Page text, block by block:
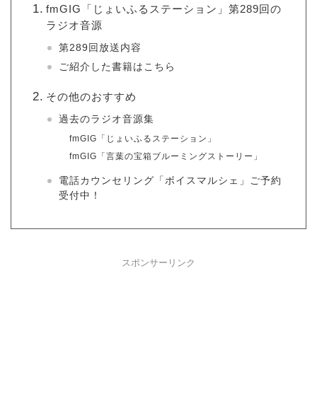
fmGIG「じょいふるステーション」第289回の
ラジオ音源
第289回放送内容
ご紹介した書籍はこちら
その他のおすすめ
過去のラジオ音源集
fmGIG「じょいふるステーション」
fmGIG「言葉の宝箱ブルーミングストーリー」
電話カウンセリング「ボイスマルシェ」ご予約
受付中！
スポンサーリンク